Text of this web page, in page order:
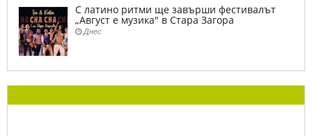
С латино ритми ще завърши фестивалът
„Август е музика" в Стара Загора
Днес